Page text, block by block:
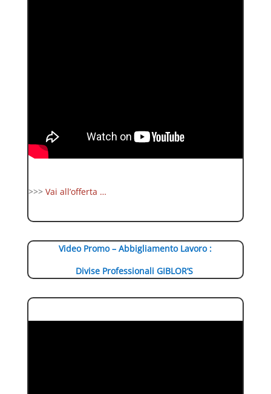
>>> Vai all’offerta …
Video Promo – Abbigliamento Lavoro :
Divise Professionali GIBLOR’S